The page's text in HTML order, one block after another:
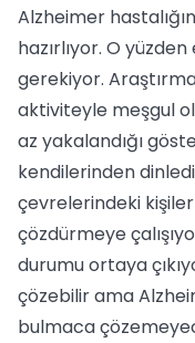
Alzheimer
hazırlıyor. O
gerekiyor.
aktiviteyle meşgul
az yakalandığı
kendilerinden
çevrelerindeki
çözdürmeye
durumu ortaya
çözebilir ama
bulmaca